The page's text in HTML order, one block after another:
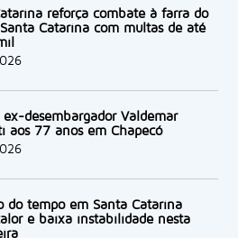
reforça combate à farra do
Catarina com multas de até
ex-desembargador Valdemar
aos 77 anos em Chapecó
do tempo em Santa Catarina
e baixa instabilidade nesta